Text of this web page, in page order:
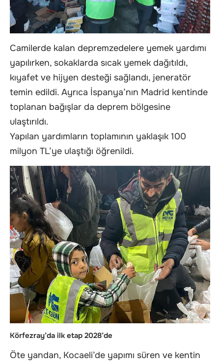
Camilerde kalan depremzedelere yemek yardımı
yapılırken, sokaklarda sıcak yemek dağıtıldı,
kıyafet ve hijyen desteği sağlandı, jeneratör
temin edildi. Ayrıca İspanya’nın Madrid kentinde
toplanan bağışlar da deprem bölgesine
ulaştırıldı.
Yapılan yardımların toplamının yaklaşık 100
milyon TL’ye ulaştığı öğrenildi.
Körfezray’da ilk etap 2028’de
Öte yandan, Kocaeli’de yapımı süren ve kentin